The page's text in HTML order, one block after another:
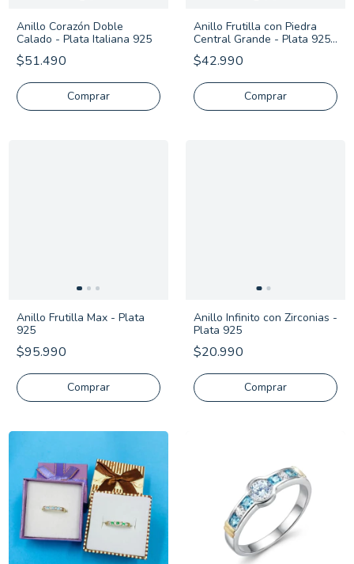
Anillo Corazón Doble
Calado - Plata Italiana 925
$51.490
Comprar
Anillo Frutilla con Piedra
Central Grande - Plata 925
con Oro
$42.990
Comprar
Anillo Frutilla Max - Plata
925
$95.990
Comprar
Anillo Infinito con Zirconias -
Plata 925
$20.990
Comprar